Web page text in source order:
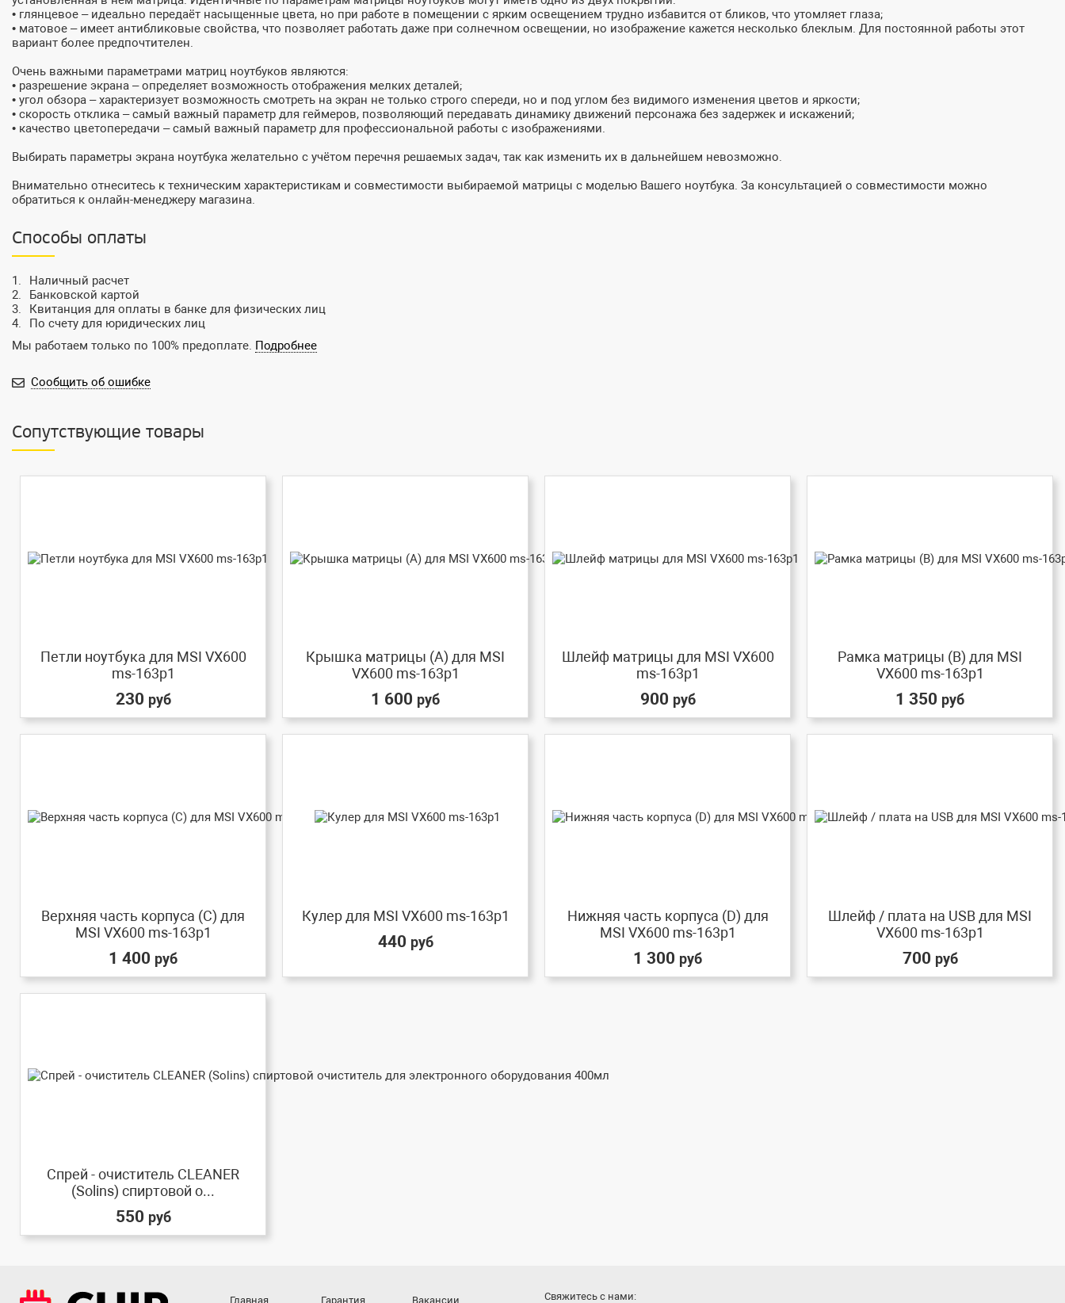
• глянцевое – идеально передаёт насыщенные цвета, но при работе в помещении с ярким освещением трудно избавится от бликов, что утомляет глаза;
• матовое – имеет антибликовые свойства, что позволяет работать даже при солнечном освещении, но изображение кажется несколько блеклым. Для постоянной работы этот
вариант более предпочтителен.
Очень важными параметрами матриц ноутбуков являются:
• разрешение экрана – определяет возможность отображения мелких деталей;
• угол обзора – характеризует возможность смотреть на экран не только строго спереди, но и под углом без видимого изменения цветов и яркости;
• скорость отклика – самый важный параметр для геймеров, позволяющий передавать динамику движений персонажа без задержек и искажений;
• качество цветопередачи – самый важный параметр для профессиональной работы с изображениями.
Выбирать параметры экрана ноутбука желательно с учётом перечня решаемых задач, так как изменить их в дальнейшем невозможно.
Внимательно отнеситесь к техническим характеристикам и совместимости выбираемой матрицы с моделью Вашего ноутбука. За консультацией о совместимости можно
обратиться к онлайн-менеджеру магазина.
Способы оплаты
Наличный расчет
Банковской картой
Квитанция для оплаты в банке для физических лиц
По счету для юридических лиц
Мы работаем только по 100% предоплате. Подробнее
Сообщить об ошибке
Сопутствующие товары
Петли ноутбука для MSI VX600
ms-163p1
230 руб
Крышка матрицы (A) для MSI
VX600 ms-163p1
1 600 руб
Шлейф матрицы для MSI VX600
ms-163p1
900 руб
Рамка матрицы (B) для MSI
VX600 ms-163p1
1 350 руб
Верхняя часть корпуса (C) для
MSI VX600 ms-163p1
1 400 руб
Кулер для MSI VX600 ms-163p1
440 руб
Нижняя часть корпуса (D) для
MSI VX600 ms-163p1
1 300 руб
Шлейф / плата на USB для MSI
VX600 ms-163p1
700 руб
Спрей - очиститель CLEANER
(Solins) спиртовой о...
550 руб
Главная Гарантия Вакансии Cвяжитесь с нами: